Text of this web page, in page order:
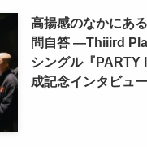
高揚感のなかにあ
問自答 ―Thiiird
シングル『PARTY
成記念インタビュ